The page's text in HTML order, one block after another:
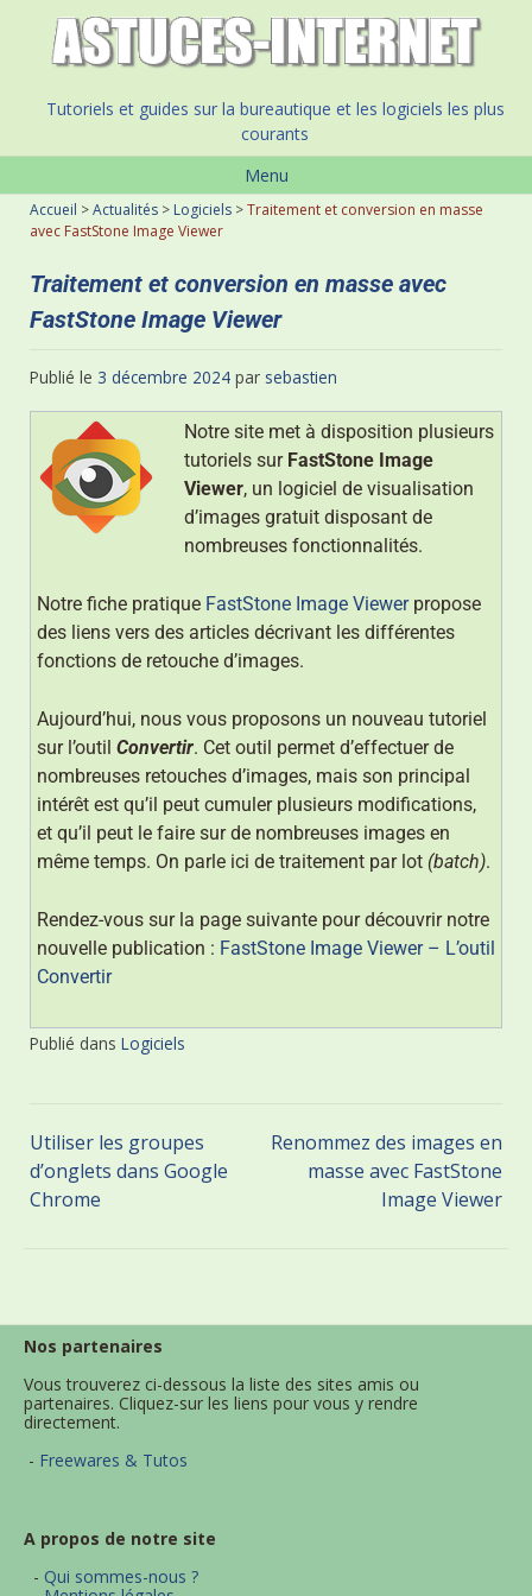
Tutoriels et guides sur la bureautique et les logiciels les plus
courants
Menu
Traitement et conversion en masse avec
FastStone Image Viewer
Accueil >Actualités > Logiciels >Traitement et conversion en masse
avec FastStone Image Viewer
Publié le 3 décembre 2024 par sebastien
Notre site met à disposition plusieurs
tutoriels sur FastStone Image
Viewer, un logiciel de visualisation
d’images gratuit disposant de
nombreuses fonctionnalités.
Notre fiche pratique FastStone Image Viewerpropose
des liens vers des articles décrivant les différentes
fonctions de retouche d’images.
Aujourd’hui, nous vous proposons un nouveau tutoriel
sur l’outil Convertir. Cet outil permet d’effectuer de
nombreuses retouches d’images, mais son principal
intérêt est qu’il peut cumuler plusieurs modifications,
et qu’il peut le faire sur de nombreuses images en
même temps. On parle ici de traitement par lot (batch).
Rendez-vous sur la page suivante pour découvrir notre
nouvelle publication : FastStone Image Viewer – L’outil
Convertir
Publié dans Logiciels
Utiliser les groupes
d’onglets dans Google
Chrome
Renommez des images en
masse avec FastStone
Image Viewer
Nos partenaires
Vous trouverez ci-dessous la liste des sites amis ou
partenaires. Cliquez-sur les liens pour vous y rendre
directement.
- Freewares & Tutos
A propos de notre site
- Qui sommes-nous ?